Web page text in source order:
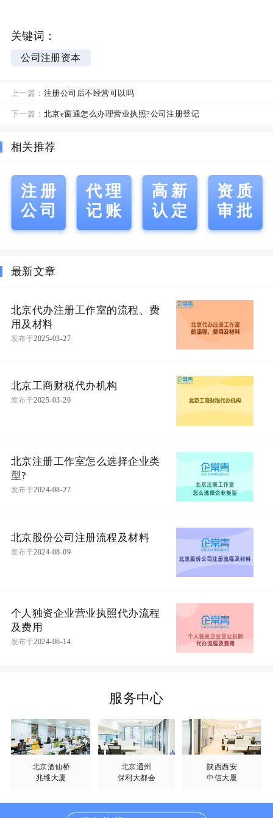
关键词：
公司注册资本
上一篇： 注册公司后不经营可以吗
下一篇： 北京e窗通怎么办理营业执照?公司注册登记
相关推荐
注册
公司
代理
记账
高新
认定
资质
审批
最新文章
北京代办注册工作室的流程、费
用及材料
发布于2025-03-27
北京工商财税代办机构
发布于2025-03-20
北京注册工作室怎么选择企业类
型?
发布于2024-08-27
北京股份公司注册流程及材料
发布于2024-08-09
个人独资企业营业执照代办流程
及费用
发布于2024-06-14
服务中心
北京酒仙桥
兆维大厦
北京通州
保利大都会
陕西西安
中信大厦